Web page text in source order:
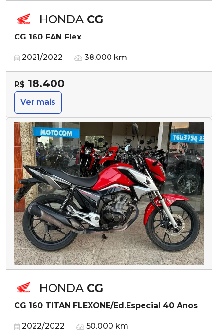
HONDA CG
CG 160 FAN Flex
2021/2022 38.000 km
R$ 18.400
Ver mais
HONDA CG
CG 160 TITAN FLEXONE/Ed.Especial 40 Anos
2022/2022 50.000 km